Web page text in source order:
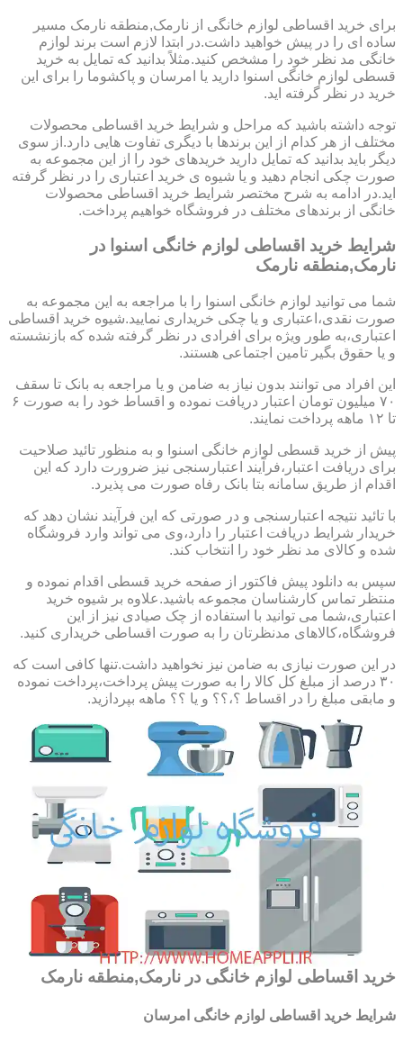
برای خرید اقساطی لوازم خانگی از نارمک,منطقه نارمک مسیر
ساده ای را در پیش خواهید داشت.در ابتدا لازم است برند لوازم
خانگی مد نظر خود را مشخص کنید.مثلاً بدانید که تمایل به خرید
قسطی لوازم خانگی اسنوا دارید یا امرسان و پاکشوما را برای این
خرید در نظر گرفته اید.
توجه داشته باشید که مراحل و شرایط خرید اقساطی محصولات
مختلف از هر کدام از این برندها با دیگری تفاوت هایی دارد.از سوی
دیگر باید بدانید که تمایل دارید خریدهای خود را از این مجموعه به
صورت چکی انجام دهید و یا شیوه ی خرید اعتباری را در نظر گرفته
اید.در ادامه به شرح مختصر شرایط خرید اقساطی محصولات
خانگی از برندهای مختلف در فروشگاه خواهیم پرداخت.
شرایط خرید اقساطی لوازم خانگی اسنوا در
نارمک,منطقه نارمک
شما می توانید لوازم خانگی اسنوا را با مراجعه به این مجموعه به
صورت نقدی،اعتباری و یا چکی خریداری نمایید.شیوه خرید اقساطی
اعتباری،به طور ویژه برای افرادی در نظر گرفته شده که بازنشسته
و یا حقوق بگیر تامین اجتماعی هستند.
این افراد می توانند بدون نیاز به ضامن و یا مراجعه به بانک تا سقف
۷۰ میلیون تومان اعتبار دریافت نموده و اقساط خود را به صورت ۶
تا ۱۲ ماهه پرداخت نمایند.
پیش از خرید قسطی لوازم خانگی اسنوا و به منظور تائید صلاحیت
برای دریافت اعتبار،فرآیند اعتبارسنجی نیز ضرورت دارد که این
اقدام از طریق سامانه بتا بانک رفاه صورت می پذیرد.
با تائید نتیجه اعتبارسنجی و در صورتی که این فرآیند نشان دهد که
خریدار شرایط دریافت اعتبار را دارد،وی می تواند وارد فروشگاه
شده و کالای مد نظر خود را انتخاب کند.
سپس به دانلود پیش فاکتور از صفحه خرید قسطی اقدام نموده و
منتظر تماس کارشناسان مجموعه باشید.علاوه بر شیوه خرید
اعتباری،شما می توانید با استفاده از چک صیادی نیز از این
فروشگاه،کالاهای مدنظرتان را به صورت اقساطی خریداری کنید.
در این صورت نیازی به ضامن نیز نخواهید داشت.تنها کافی است که
۳۰ درصد از مبلغ کل کالا را به صورت پیش پرداخت،پرداخت نموده
و مابقی مبلغ را در اقساط ؟،؟؟ و یا ؟؟ ماهه بپردازید.
خرید اقساطی لوازم خانگی در نارمک,منطقه نارمک
شرایط خرید اقساطی لوازم خانگی امرسان